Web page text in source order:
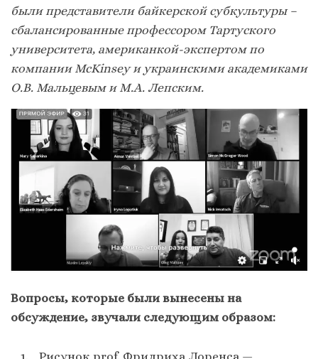
были представители байкерской субкультуры –
сбалансированные профессором Тартуского
университета, американкой-экспертом по
компании McKinsey и украинскими академиками
О.В. Мальцевым и М.А. Лепским.
Вопросы, которые были вынесены на
обсуждение, звучали следующим образом: